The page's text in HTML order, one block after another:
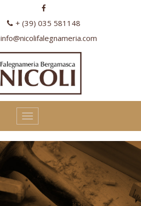
+ (39) 035 581148
info@nicolifalegnameria.com
Toggle
navigation